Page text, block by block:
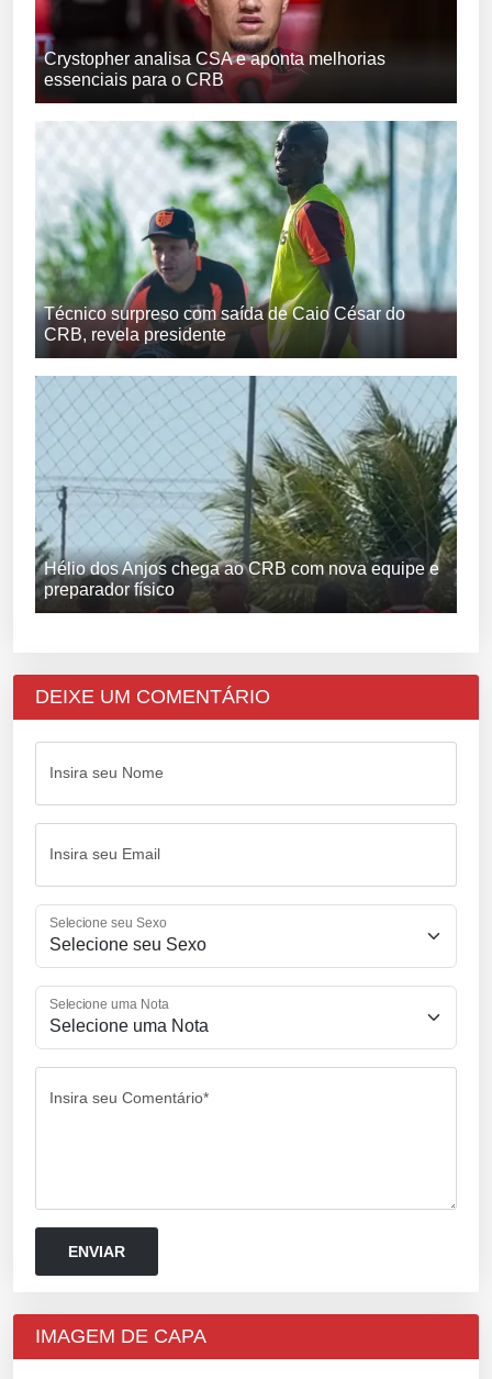
Crystopher analisa CSA e aponta melhorias
essenciais para o CRB
Técnico surpreso com saída de Caio César do
CRB, revela presidente
Hélio dos Anjos chega ao CRB com nova equipe e
preparador físico
DEIXE UM COMENTÁRIO
Insira seu Nome
Insira seu Email
Selecione seu Sexo
Selecione uma Nota
Insira seu Comentário*
IMAGEM DE CAPA